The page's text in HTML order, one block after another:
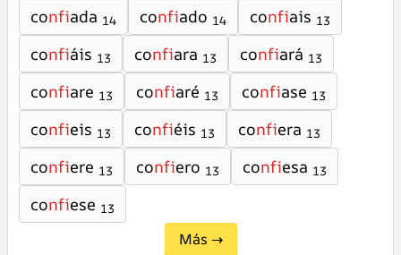
confiada 14 confiado 14 confiais 13
confiáis 13 confiara 13 confiará 13
confiare 13 confiaré 13 confiase 13
confieis 13 confiéis 13 confiera 13
confiere 13 confiero 13 confiesa 13
confiese 13
Más →